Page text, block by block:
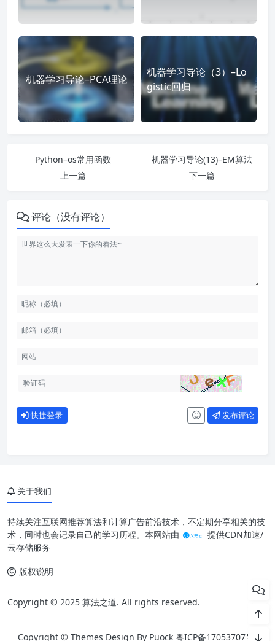
机器学习导论–PCA理论
机器学习导论（3）–Lo
gistic回归
Python–os常用函数
上一篇
机器学习导论(13)–EM算法
下一篇
评论（没有评论）
快捷登录 发布评论
关于我们
持续关注互联网推荐算法和计算广告前沿技术，不定期分享相关的技
术，同时也会记录自己的学习历程。本网站由
提供CDN加速/
云存储服务
版权说明
Copyright © 2025 算法之道. All rights reserved.
Copyright © Themes Design By Puock 粤ICP备17053707号